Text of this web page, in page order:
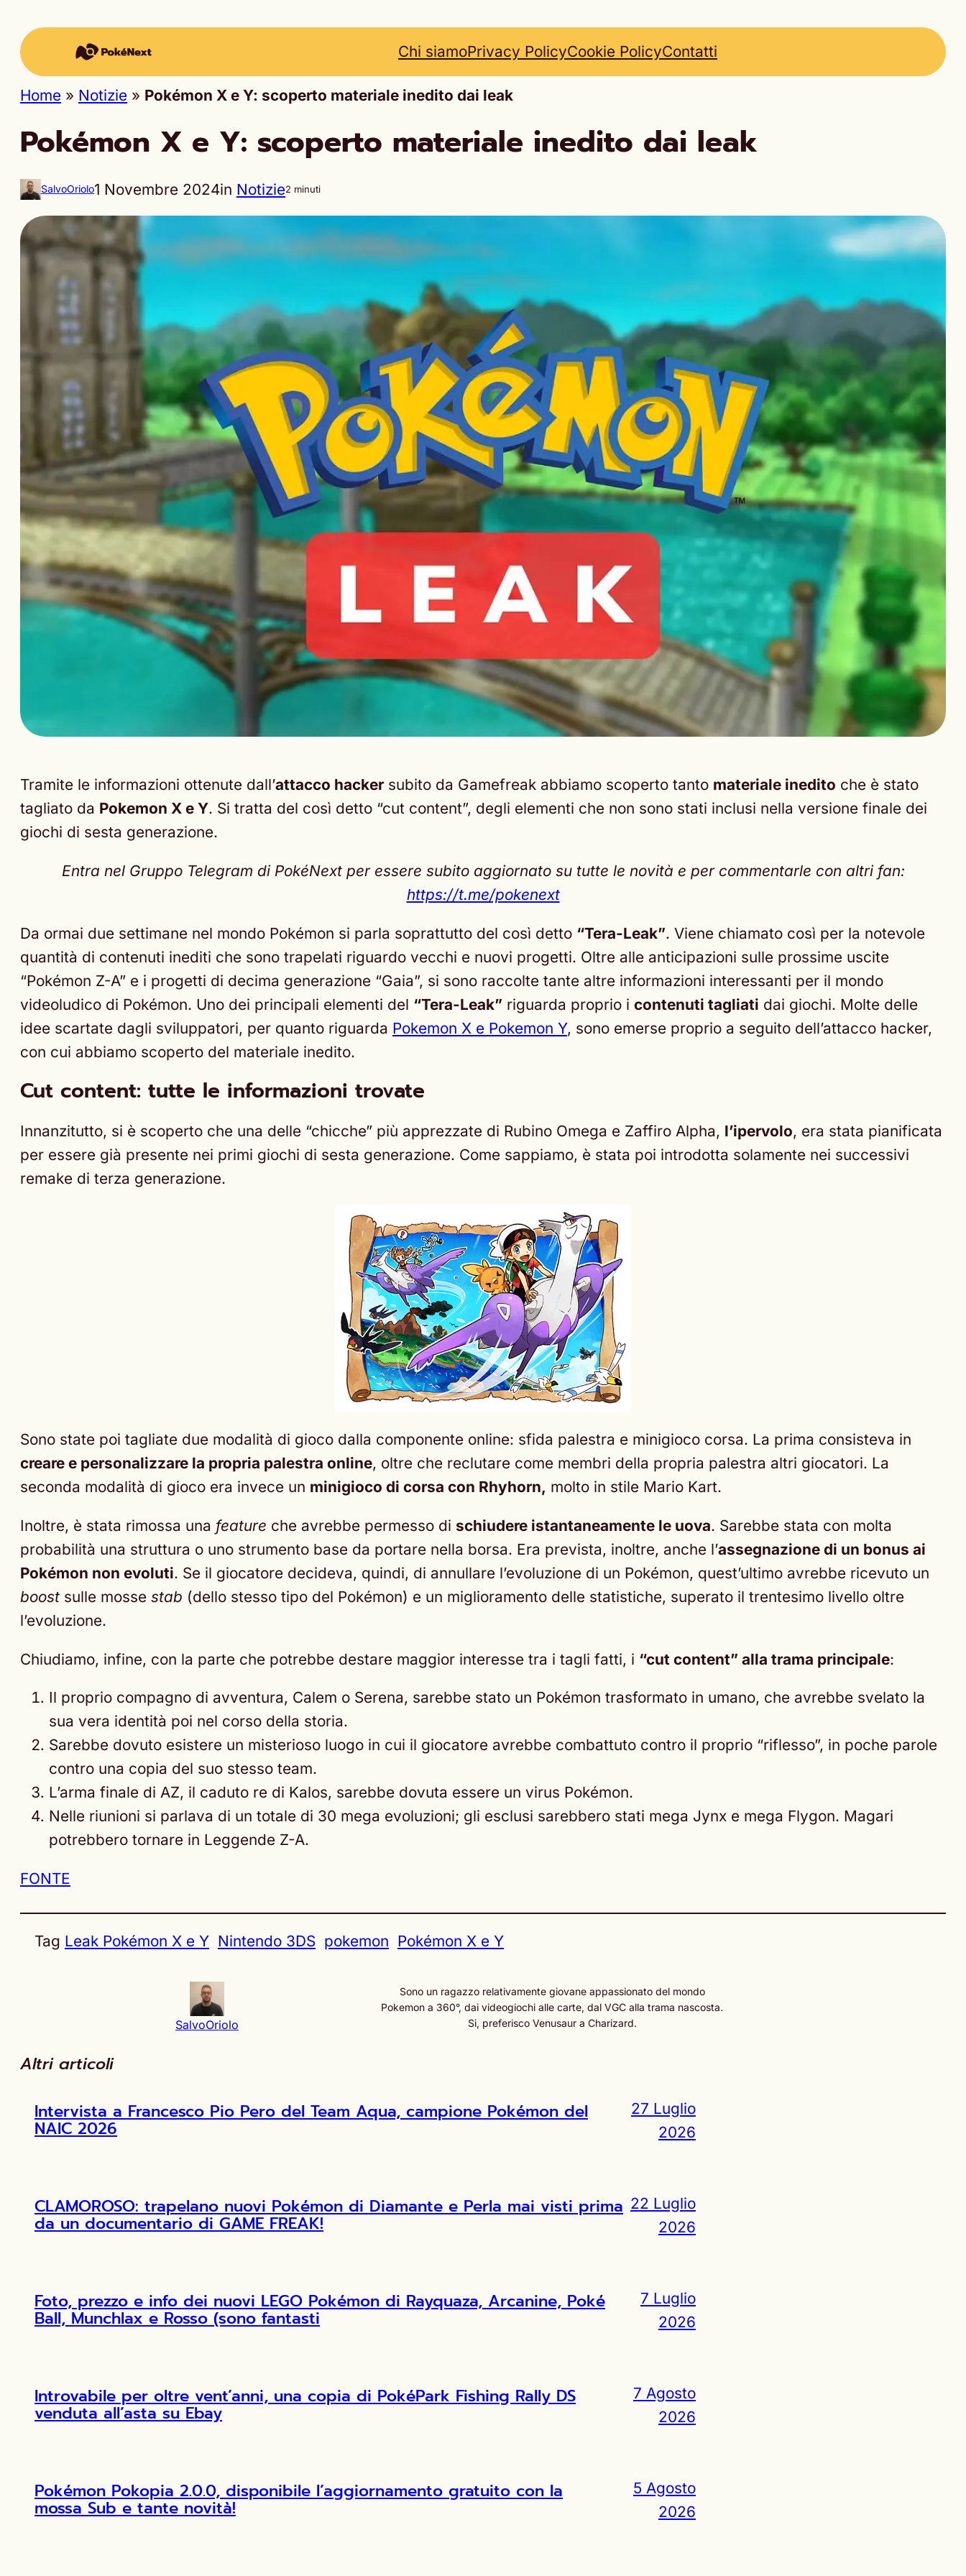
Chi siamoPrivacy PolicyCookie PolicyContatti
Home » Notizie » Pokémon X e Y: scoperto materiale inedito dai leak
Pokémon X e Y: scoperto materiale inedito dai leak
SalvoOriolo1 Novembre 2024in Notizie2 minuti
Tramite le informazioni ottenute dall’attacco hacker subito da Gamefreak abbiamo scoperto tanto materiale inedito che è stato
tagliato da Pokemon X e Y. Si tratta del così detto “cut content”, degli elementi che non sono stati inclusi nella versione finale dei
giochi di sesta generazione.
Entra nel Gruppo Telegram di PokéNext per essere subito aggiornato su tutte le novità e per commentarle con altri fan:
https://t.me/pokenext
Da ormai due settimane nel mondo Pokémon si parla soprattutto del così detto “Tera-Leak”. Viene chiamato così per la notevole
quantità di contenuti inediti che sono trapelati riguardo vecchi e nuovi progetti. Oltre alle anticipazioni sulle prossime uscite
“Pokémon Z-A” e i progetti di decima generazione “Gaia”, si sono raccolte tante altre informazioni interessanti per il mondo
videoludico di Pokémon. Uno dei principali elementi del “Tera-Leak” riguarda proprio i contenuti tagliati dai giochi. Molte delle
idee scartate dagli sviluppatori, per quanto riguarda Pokemon X e Pokemon Y, sono emerse proprio a seguito dell’attacco hacker,
con cui abbiamo scoperto del materiale inedito.
Cut content: tutte le informazioni trovate
Innanzitutto, si è scoperto che una delle “chicche” più apprezzate di Rubino Omega e Zaffiro Alpha, l’ipervolo, era stata pianificata
per essere già presente nei primi giochi di sesta generazione. Come sappiamo, è stata poi introdotta solamente nei successivi
remake di terza generazione.
Sono state poi tagliate due modalità di gioco dalla componente online: sfida palestra e minigioco corsa. La prima consisteva in
creare e personalizzare la propria palestra online, oltre che reclutare come membri della propria palestra altri giocatori. La
seconda modalità di gioco era invece un minigioco di corsa con Rhyhorn, molto in stile Mario Kart.
Inoltre, è stata rimossa una feature che avrebbe permesso di schiudere istantaneamente le uova. Sarebbe stata con molta
probabilità una struttura o uno strumento base da portare nella borsa. Era prevista, inoltre, anche l’assegnazione di un bonus ai
Pokémon non evoluti. Se il giocatore decideva, quindi, di annullare l’evoluzione di un Pokémon, quest’ultimo avrebbe ricevuto un
boost sulle mosse stab (dello stesso tipo del Pokémon) e un miglioramento delle statistiche, superato il trentesimo livello oltre
l’evoluzione.
Chiudiamo, infine, con la parte che potrebbe destare maggior interesse tra i tagli fatti, i “cut content” alla trama principale:
Il proprio compagno di avventura, Calem o Serena, sarebbe stato un Pokémon trasformato in umano, che avrebbe svelato la
sua vera identità poi nel corso della storia.
Sarebbe dovuto esistere un misterioso luogo in cui il giocatore avrebbe combattuto contro il proprio “riflesso”, in poche parole
contro una copia del suo stesso team.
L’arma finale di AZ, il caduto re di Kalos, sarebbe dovuta essere un virus Pokémon.
Nelle riunioni si parlava di un totale di 30 mega evoluzioni; gli esclusi sarebbero stati mega Jynx e mega Flygon. Magari
potrebbero tornare in Leggende Z-A.
FONTE
Tag Leak Pokémon X e Y Nintendo 3DS pokemon Pokémon X e Y
SalvoOriolo
Sono un ragazzo relativamente giovane appassionato del mondo
Pokemon a 360°, dai videogiochi alle carte, dal VGC alla trama nascosta.
Si, preferisco Venusaur a Charizard.
Altri articoli
Intervista a Francesco Pio Pero del Team Aqua, campione Pokémon del
NAIC 2026
27 Luglio
2026
CLAMOROSO: trapelano nuovi Pokémon di Diamante e Perla mai visti prima
da un documentario di GAME FREAK!
22 Luglio
2026
Foto, prezzo e info dei nuovi LEGO Pokémon di Rayquaza, Arcanine, Poké
Ball, Munchlax e Rosso (sono fantasti
7 Luglio
2026
Introvabile per oltre vent’anni, una copia di PokéPark Fishing Rally DS
venduta all’asta su Ebay
7 Agosto
2026
Pokémon Pokopia 2.0.0, disponibile l’aggiornamento gratuito con la
mossa Sub e tante novità!
5 Agosto
2026